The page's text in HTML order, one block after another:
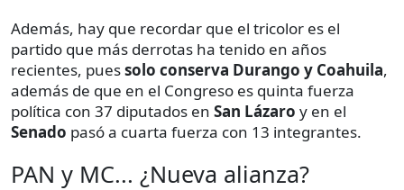
Además, hay que recordar que el tricolor es el
partido que más derrotas ha tenido en años
recientes, puessolo conserva Durango y Coahuila,
además de que en el Congreso es quinta fuerza
política con 37 diputados en San Lázaro y en el
Senado pasó a cuarta fuerza con 13 integrantes.
PAN y MC... ¿Nueva alianza?